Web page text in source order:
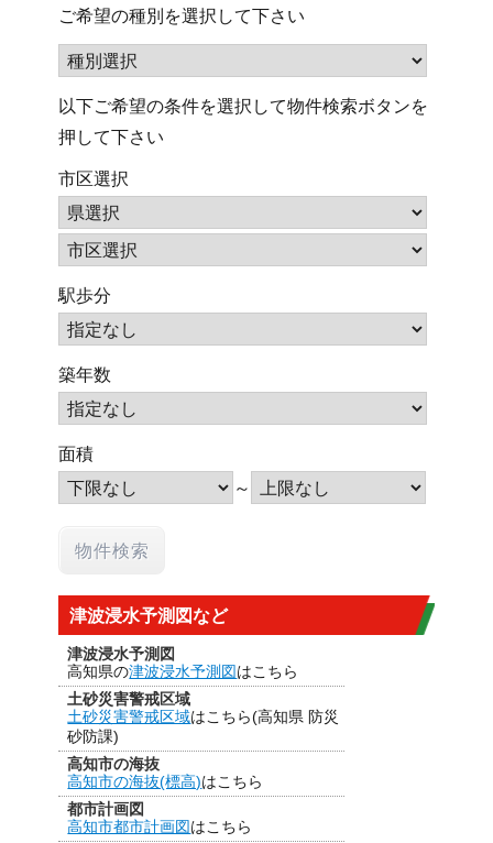
ご希望の種別を選択して下さい
以下ご希望の条件を選択して物件検索ボタンを
押して下さい
市区選択
駅歩分
築年数
面積
～
津波浸水予測図など
津波浸水予測図
高知県の津波浸水予測図はこちら
土砂災害警戒区域
土砂災害警戒区域はこちら(高知県 防災
砂防課)
高知市の海抜
高知市の海抜(標高)はこちら
都市計画図
高知市都市計画図はこちら